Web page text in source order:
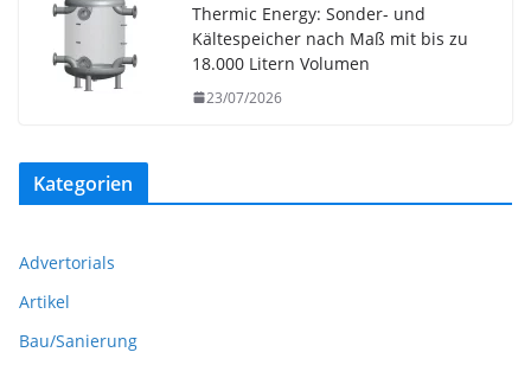
Thermic Energy: Sonder- und
Kältespeicher nach Maß mit bis zu
18.000 Litern Volumen
23/07/2026
Kategorien
Advertorials
Artikel
Bau/Sanierung